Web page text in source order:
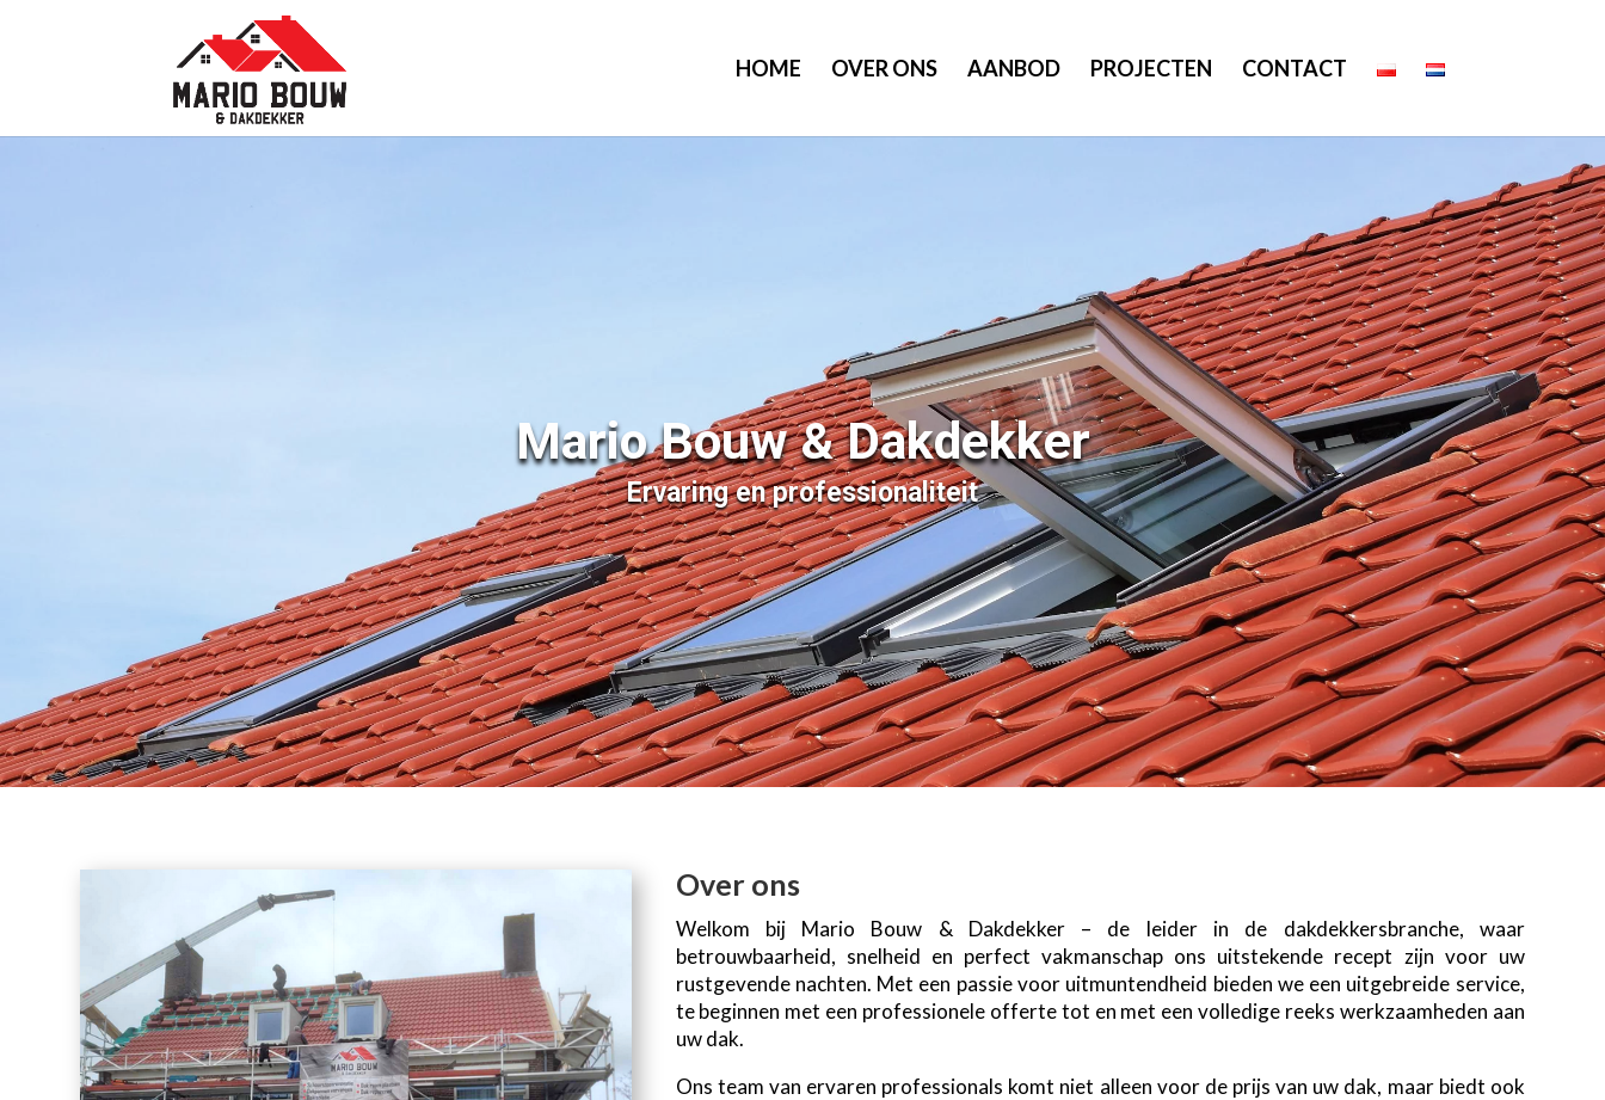
HOME OVER ONS AANBOD PROJECTEN CONTACT
Mario Bouw & Dakdekker
Ervaring en professionaliteit
Over ons
Welkom bij Mario Bouw & Dakdekker – de leider in de dakdekkersbranche, waar
betrouwbaarheid, snelheid en perfect vakmanschap ons uitstekende recept zijn voor uw
rustgevende nachten. Met een passie voor uitmuntendheid bieden we een uitgebreide service,
te beginnen met een professionele offerte tot en met een volledige reeks werkzaamheden aan
uw dak.
Ons team van ervaren professionals komt niet alleen voor de prijs van uw dak, maar biedt ook